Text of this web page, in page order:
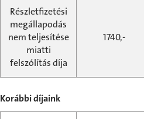
Részletfizetési
megállapodás
nem teljesítése
miatti
felszólítás díja
1740,-
Korábbi díjaink